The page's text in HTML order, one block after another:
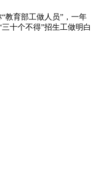
教育部工做人员”，一年
十个不得”招生工做明白